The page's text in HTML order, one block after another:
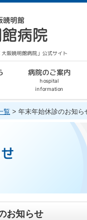
阪暁明館病院」公式サイト
病院のご案内
hospital
information
覧 > 年末年始休診のお知ら
お知らせ